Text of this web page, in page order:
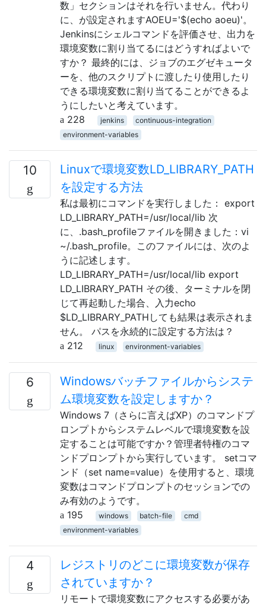
数」セクションはそれを行いません。代わり
に、が設定されますAOEU='$(echo aoeu)'。
Jenkinsにシェルコマンドを評価させ、出力を
環境変数に割り当てるにはどうすればよいで
すか？ 最終的には、ジョブのエグゼキュータ
ーを、他のスクリプトに渡したり使用したり
できる環境変数に割り当てることができるよ
うにしたいと考えています。
228
jenkins
continuous-integration
environment-variables
10
Linuxで環境変数LD_LIBRARY_PATH
を設定する方法
私は最初にコマンドを実行しました： export
LD_LIBRARY_PATH=/usr/local/lib 次
に、.bash_profileファイルを開きました：vi
~/.bash_profile。このファイルには、次のよ
うに記述します。
LD_LIBRARY_PATH=/usr/local/lib export
LD_LIBRARY_PATH その後、ターミナルを閉
じて再起動した場合、入力echo
$LD_LIBRARY_PATHしても結果は表示されま
せん。 パスを永続的に設定する方法は？
212
linux environment-variables
6
Windowsバッチファイルからシステ
ム環境変数を設定しますか？
Windows 7（さらに言えばXP）のコマンドプ
ロンプトからシステムレベルで環境変数を設
定することは可能ですか？管理者特権のコマ
ンドプロンプトから実行しています。 setコマ
ンド（set name=value）を使用すると、環境
変数はコマンドプロンプトのセッションでの
み有効のようです。
195
windows batch-file
cmd
environment-variables
4
レジストリのどこに環境変数が保存
されていますか？
リモートで環境変数にアクセスする必要があ